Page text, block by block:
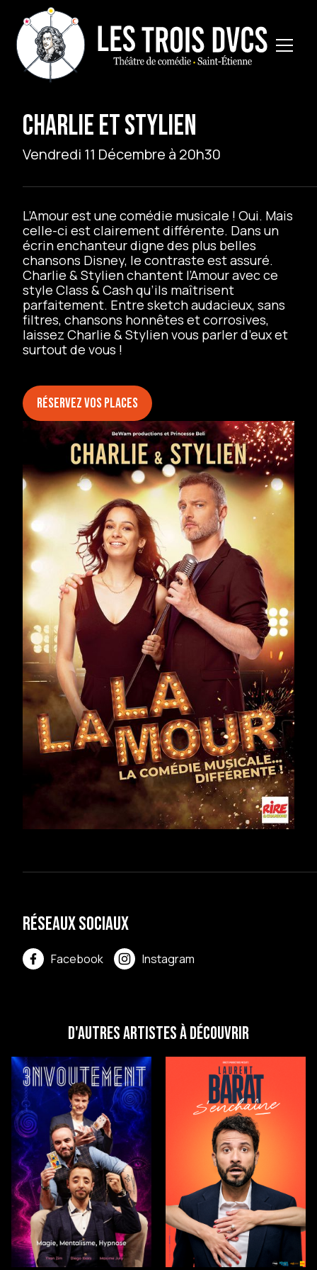
CHARLIE ET STYLIEN
Vendredi 11 Décembre à 20h30
L’Amour est une comédie musicale ! Oui. Mais
celle-ci est clairement différente. Dans un
écrin enchanteur digne des plus belles
chansons Disney, le contraste est assuré.
Charlie & Stylien chantent l’Amour avec ce
style Class & Cash qu’ils maîtrisent
parfaitement. Entre sketch audacieux, sans
filtres, chansons honnêtes et corrosives,
laissez Charlie & Stylien vous parler d’eux et
surtout de vous !
Réservez vos places
Réseaux sociaux
Facebook Instagram
D'autres artistes à découvrir